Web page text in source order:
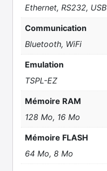
Ethernet, RS232, USB
Communication
Bluetooth, WiFi
Emulation
TSPL-EZ
Mémoire RAM
128 Mo, 16 Mo
Mémoire FLASH
64 Mo, 8 Mo